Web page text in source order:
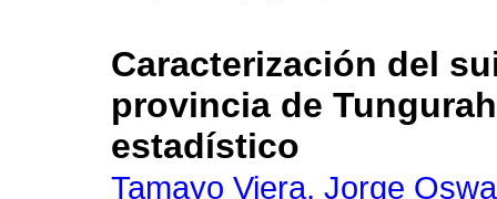
Caracterización del
provincia de
estadístico
Tamayo Viera, Jorge